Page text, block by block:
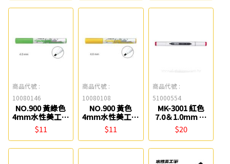
商品代號 :
10080146
NO.900 黃綠色
4mm水性美工筆
雄獅
$11
商品代號 :
10080108
NO.900 黃色
4mm水性美工筆
雄獅
$11
商品代號 :
51000554
MK-3001 紅色
7.0＆1.0mm 水
性雙頭美工筆
SKB
$20